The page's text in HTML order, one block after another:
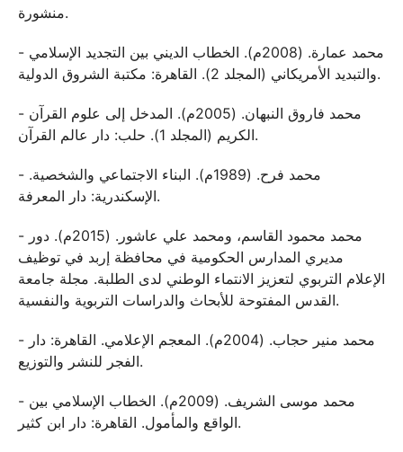
منشورة.
- محمد عمارة. (2008م). الخطاب الديني بين التجديد الإسلامي
والتبديد الأمريكاني (المجلد 2). القاهرة: مكتبة الشروق الدولية.
- محمد فاروق النبهان. (2005م). المدخل إلى علوم القرآن
الكريم (المجلد 1). حلب: دار عالم القرآن.
- محمد فرح. (1989م). البناء الاجتماعي والشخصية.
الإسكندرية: دار المعرفة.
- محمد محمود القاسم، ومحمد علي عاشور. (2015م). دور
مديري المدارس الحكومية في محافظة إربد في توظيف
الإعلام التربوي لتعزيز الانتماء الوطني لدى الطلبة. مجلة جامعة
القدس المفتوحة للأبحاث والدراسات التربوية والنفسية.
- محمد منير حجاب. (2004م). المعجم الإعلامي. القاهرة: دار
الفجر للنشر والتوزيع.
- محمد موسى الشريف. (2009م). الخطاب الإسلامي بين
الواقع والمأمول. القاهرة: دار ابن كثير.